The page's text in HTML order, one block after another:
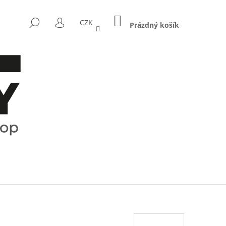
HLEDAT
PŘIHLÁŠENÍ
CZK NÁKUPNÍ
KOŠÍK
Prázdný košík